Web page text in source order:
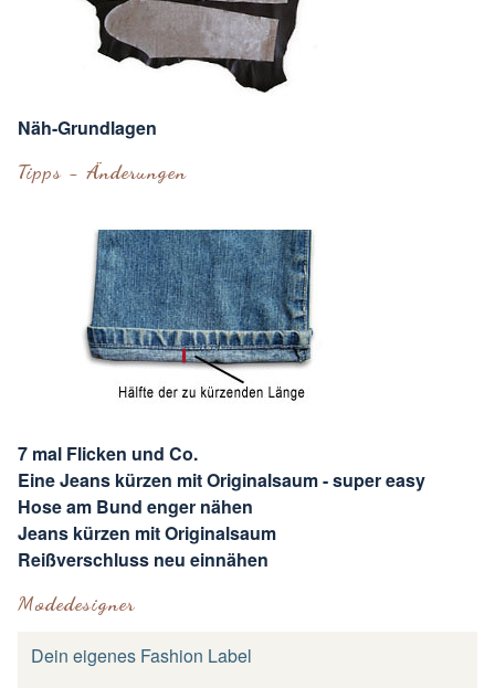
Näh-Grundlagen
Tipps - Änderungen
7 mal Flicken und Co.
Eine Jeans kürzen mit Originalsaum - super easy
Hose am Bund enger nähen
Jeans kürzen mit Originalsaum
Reißverschluss neu einnähen
Modedesigner
Dein eigenes Fashion Label